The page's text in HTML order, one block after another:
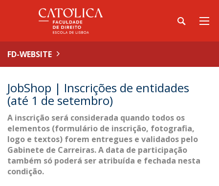
FD-WEBSITE
JobShop | Inscrições de entidades
(até 1 de setembro)
A inscrição será considerada quando todos os
elementos (formulário de inscrição, fotografia,
logo e textos) forem entregues e validados pelo
Gabinete de Carreiras. A data de participação
também só poderá ser atribuída e fechada nesta
condição.